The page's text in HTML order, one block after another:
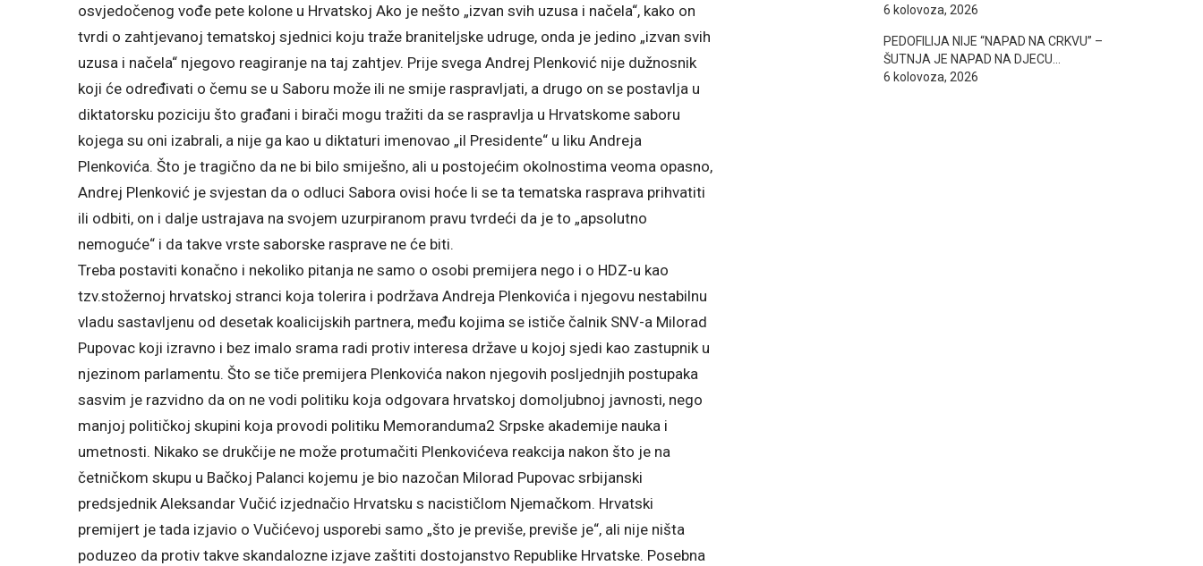
osvjedočenog vođe pete kolone u Hrvatskoj Ako je nešto „izvan svih uzusa i načela“, kako on
tvrdi o zahtjevanoj tematskoj sjednici koju traže braniteljske udruge, onda je jedino „izvan svih
uzusa i načela“ njegovo reagiranje na taj zahtjev. Prije svega Andrej Plenković nije dužnosnik
koji će određivati o čemu se u Saboru može ili ne smije raspravljati, a drugo on se postavlja u
diktatorsku poziciju što građani i birači mogu tražiti da se raspravlja u Hrvatskome saboru
kojega su oni izabrali, a nije ga kao u diktaturi imenovao „il Presidente“ u liku Andreja
Plenkovića. Što je tragično da ne bi bilo smiješno, ali u postojećim okolnostima veoma opasno,
Andrej Plenković je svjestan da o odluci Sabora ovisi hoće li se ta tematska rasprava prihvatiti
ili odbiti, on i dalje ustrajava na svojem uzurpiranom pravu tvrdeći da je to „apsolutno
nemoguće“ i da takve vrste saborske rasprave ne će biti.
Treba postaviti konačno i nekoliko pitanja ne samo o osobi premijera nego i o HDZ-u kao
tzv.stožernoj hrvatskoj stranci koja tolerira i podržava Andreja Plenkovića i njegovu nestabilnu
vladu sastavljenu od desetak koalicijskih partnera, među kojima se ističe čalnik SNV-a Milorad
Pupovac koji izravno i bez imalo srama radi protiv interesa države u kojoj sjedi kao zastupnik u
njezinom parlamentu. Što se tiče premijera Plenkovića nakon njegovih posljednjih postupaka
sasvim je razvidno da on ne vodi politiku koja odgovara hrvatskoj domoljubnoj javnosti, nego
manjoj političkoj skupini koja provodi politiku Memoranduma2 Srpske akademije nauka i
umetnosti. Nikako se drukčije ne može protumačiti Plenkovićeva reakcija nakon što je na
četničkom skupu u Bačkoj Palanci kojemu je bio nazočan Milorad Pupovac srbijanski
predsjednik Aleksandar Vučić izjednačio Hrvatsku s nacističlom Njemačkom. Hrvatski
premijert je tada izjavio o Vučićevoj usporebi samo „što je previše, previše je“, ali nije ništa
poduzeo da protiv takve skandalozne izjave zaštiti dostojanstvo Republike Hrvatske. Posebna
6 kolovoza, 2026
PEDOFILIJA NIJE “NAPAD NA CRKVU” –
ŠUTNJA JE NAPAD NA DJECU…
6 kolovoza, 2026